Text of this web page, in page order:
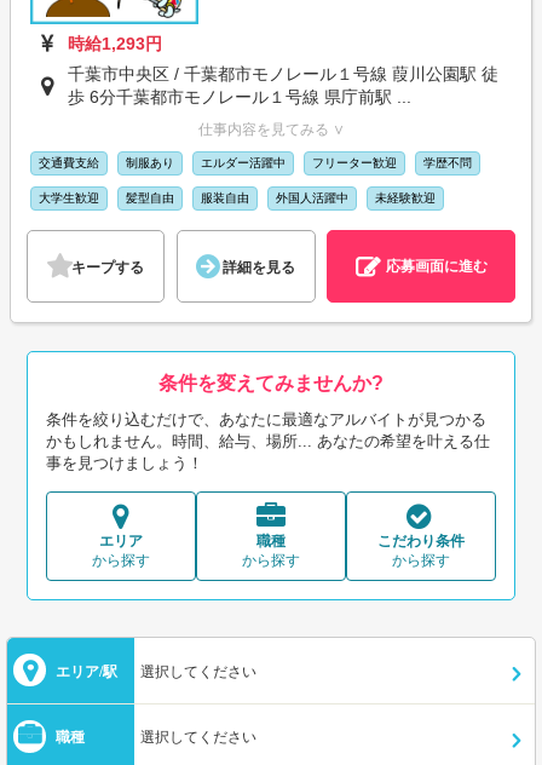
時給1,293円
千葉市中央区 / 千葉都市モノレール１号線 葭川公園駅 徒
歩 6分千葉都市モノレール１号線 県庁前駅 ...
仕事内容を見てみる ∨
交通費支給 制服あり エルダー活躍中 フリーター歓迎 学歴不問
大学生歓迎 髪型自由 服装自由 外国人活躍中 未経験歓迎
キープする 詳細を見る 応募画面に進む
条件を変えてみませんか?
条件を絞り込むだけで、あなたに最適なアルバイトが見つかる
かもしれません。時間、給与、場所... あなたの希望を叶える仕
事を見つけましょう！
エリア
から探す
職種
から探す
こだわり条件
から探す
エリア/駅 選択してください
職種 選択してください